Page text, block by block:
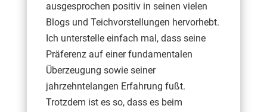
ausgesprochen positiv in seinen vielen
Blogs und Teichvorstellungen hervorhebt.
Ich unterstelle einfach mal, dass seine
Präferenz auf einer fundamentalen
Überzeugung sowie seiner
jahrzehntelangen Erfahrung fußt.
Trotzdem ist es so, dass es beim